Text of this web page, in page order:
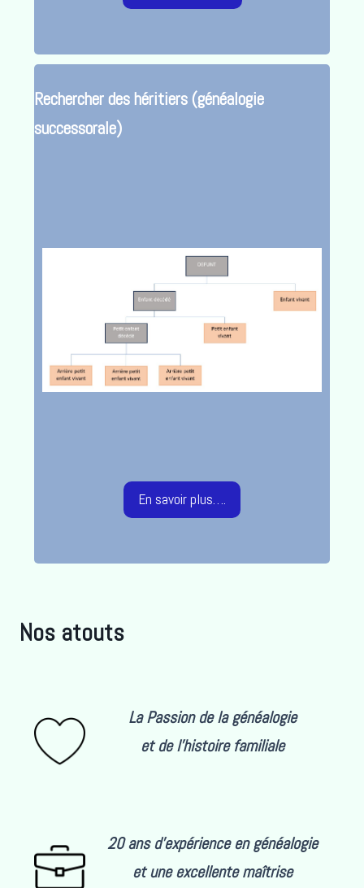
Rechercher des héritiers (généalogie
successorale)
En savoir plus….
Nos atouts
La Passion de la généalogie
et de l’histoire familiale
20 ans d’expérience en généalogie
et une excellente maîtrise